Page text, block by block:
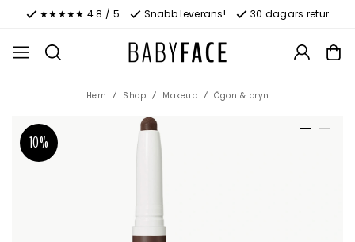
★★★★★ 4.8 / 5 Snabb leverans! 30 dagars retur
Hem Shop Makeup Ögon & bryn
10%